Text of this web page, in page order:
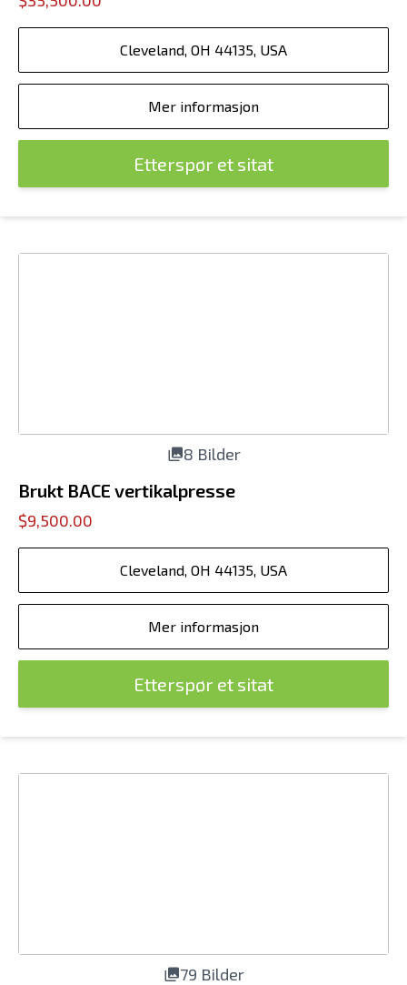
Cleveland, OH 44135, USA
Mer informasjon
Etterspør et sitat
8 Bilder
Brukt BACE vertikalpresse
$9,500.00
Cleveland, OH 44135, USA
Mer informasjon
Etterspør et sitat
79 Bilder